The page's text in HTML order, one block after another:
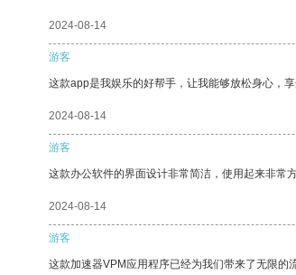
2024-08-14
游客
这款app是我娱乐的好帮手，让我能够放松身心，享
2024-08-14
游客
这款办公软件的界面设计非常简洁，使用起来非常
2024-08-14
游客
这款加速器VPM应用程序已经为我们带来了无限的